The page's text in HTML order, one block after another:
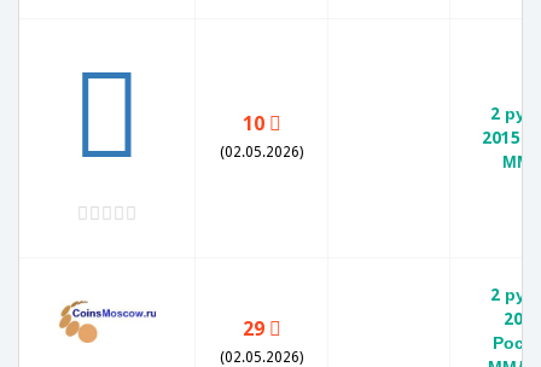
10
(02.05.2026)
2
2015
29
(02.05.2026)
2
2015